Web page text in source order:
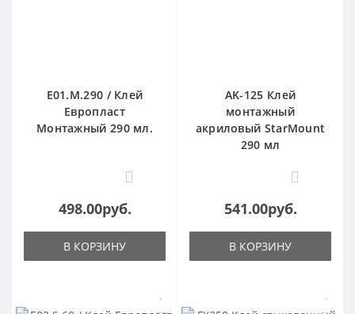
E01.M.290 / Клей
Европласт
Монтажный 290 мл.
0
498.00руб.
В КОРЗИНУ
AK-125 Клей
монтажный
акриловый StarMount
290 мл
0
541.00руб.
В КОРЗИНУ